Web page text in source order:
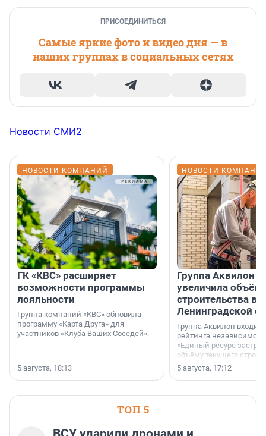
ПРИСОЕДИНИТЬСЯ
Самые яркие фото и видео дня — в
наших группах в социальных сетях
Новости СМИ2
НОВОСТИ КОМПАНИЙ
ГК «КВС» расширяет
возможности программы
лояльности
Группа компаний «КВС» обновила
программу «Карта Друга» для
участников «Клуба Ваших Соседей».
5 августа, 18:13
НОВОСТИ
Группа Аквилон
увеличила объём
строительства в
Ленинградской
Группа Аквилон входит
рейтинга независимого
«Единый ресурс
объёму текущего
Ленинградской
время компания
185 429 кв. метров
больше, чем в 1
5 августа, 17:12
ТОП 5